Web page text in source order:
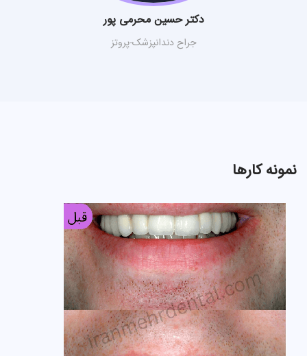
دکتر حسین محرمی پور
جراح دندانپزشک-پروتز
نمونه کارها